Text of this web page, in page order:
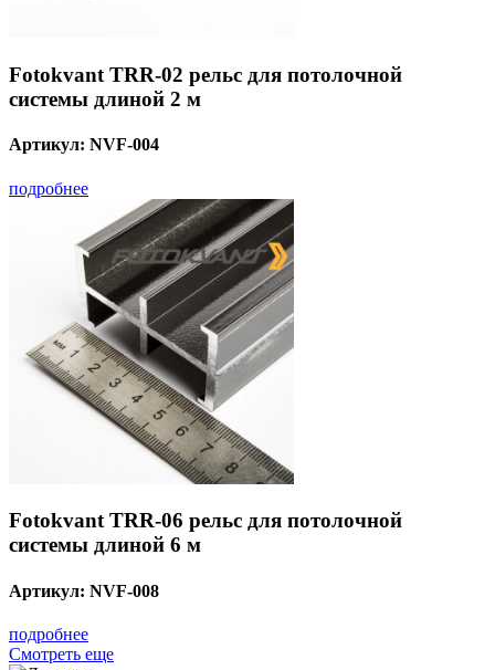
Fotokvant TRR-02 рельс для потолочной
системы длиной 2 м
Артикул: NVF-004
подробнее
Fotokvant TRR-06 рельс для потолочной
системы длиной 6 м
Артикул: NVF-008
подробнее
Смотреть еще